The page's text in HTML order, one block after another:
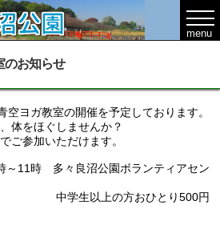
のお知らせ
ヨガ教室の開催を予定しております。
体をほぐしませんか？
ご参加いただけます。
11時 多々良沼公園ボランティアセン
方おひとり500円